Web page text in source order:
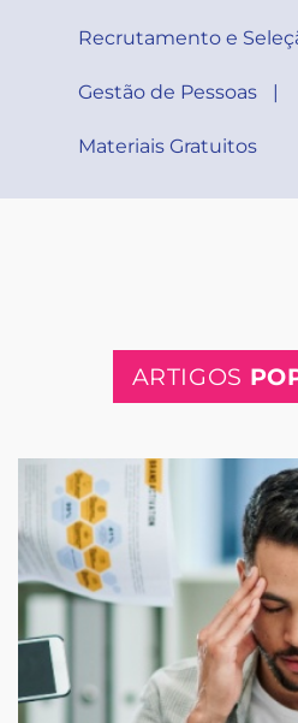
Recrutamento e
Gestão de Pessoas
Materiais Gratuitos
ARTIGOS